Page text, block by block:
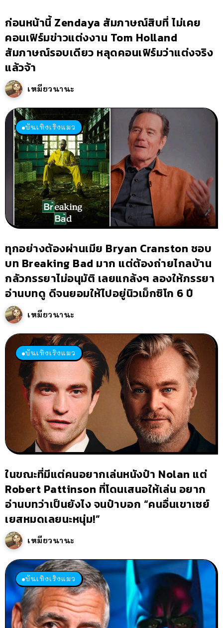
ก่อนหน้านี้ Zendaya สัมภาษณ์สิบที่ ไม่เคย
คอนเฟิร์มข่าวแต่งงาน Tom Holland
สัมภาษณ์รอบเดียว หลุดคอนเฟิร์มว่าแต่งจริง
แล้วจ้า
เหมียวนานะ
บันเทิงเริงแมว
ทุกอย่างต้องผ่านเมีย Bryan Cranston ชอบ
บท Breaking Bad มาก แต่ต้องถ่ายไกลบ้าน
กลัวภรรยาไม่อนุมัติ เลยแกล้งๆ ลองให้ภรรยา
อ่านบทดู ดีจนยอมให้ไปอยู่นิวเม็กซิโก 6 ปี
เหมียวนานะ
บันเทิงเริงแมว
ในขณะที่มีแต่คนอยากเล่นหนังป๋า Nolan แต่
Robert Pattinson ที่โดนเสนอให้เล่น อยาก
อ่านบทว่าเป็นยังไง จนป๋าบอก “คนอื่นเขาเซย์
เยสหมดเลยนะหนุ่ม!”
เหมียวนานะ
บันเทิงเริงแมว